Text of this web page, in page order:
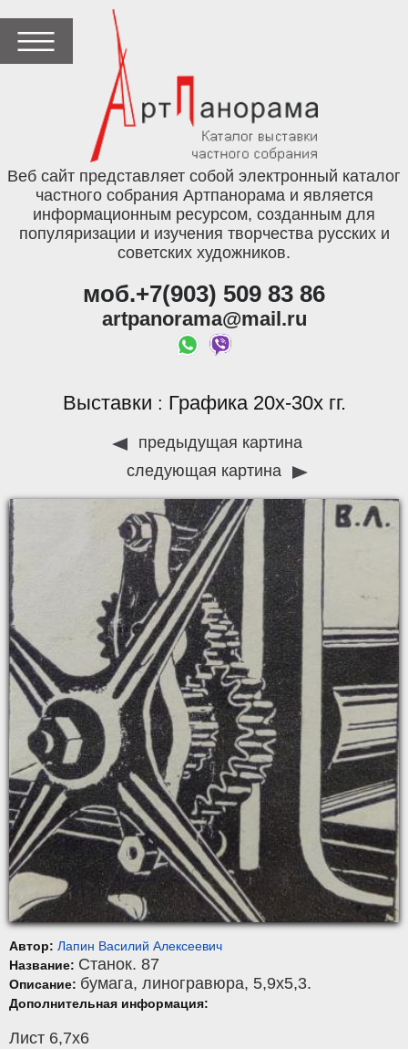
Веб сайт представляет собой электронный каталог
частного собрания Артпанорама и является
информационным ресурсом, созданным для
популяризации и изучения творчества русских и
советских художников.
моб.+7(903) 509 83 86
artpanorama@mail.ru
Выставки : Графика 20х-30х гг.
предыдущая картина
следующая картина
Автор: Лапин Василий Алексеевич
Название: Станок. 87
Описание: бумага, линогравюра, 5,9x5,3.
Дополнительная информация:
Лист 6,7х6